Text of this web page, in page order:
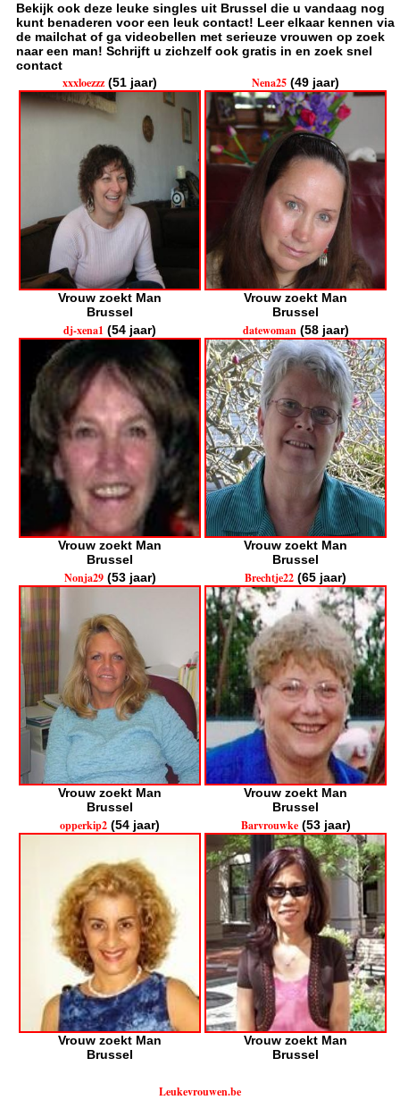
Bekijk ook deze leuke singles uit Brussel die u vandaag nog
kunt benaderen voor een leuk contact! Leer elkaar kennen via
de mailchat of ga videobellen met serieuze vrouwen op zoek
naar een man! Schrijft u zichzelf ook gratis in en zoek snel
contact
xxxloezzz (51 jaar)
Vrouw zoekt Man
Brussel
Nena25 (49 jaar)
Vrouw zoekt Man
Brussel
dj-xena1 (54 jaar)
Vrouw zoekt Man
Brussel
datewoman(58 jaar)
Vrouw zoekt Man
Brussel
Nonja29(53 jaar)
Vrouw zoekt Man
Brussel
Brechtje22 (65 jaar)
Vrouw zoekt Man
Brussel
opperkip2 (54 jaar)
Vrouw zoekt Man
Brussel
Barvrouwke(53 jaar)
Vrouw zoekt Man
Brussel
Leukevrouwen.be